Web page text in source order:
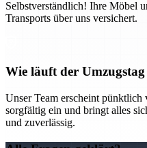
Selbstverständlich! Ihre Möbel
Transports über uns versichert.
Wie läuft der
Unser Team erscheint
sorgfältig ein und bringt alles
und zuverlässig.